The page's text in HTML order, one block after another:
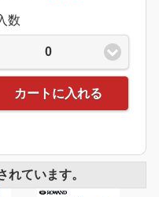
数
0
カートに入れる
れています。